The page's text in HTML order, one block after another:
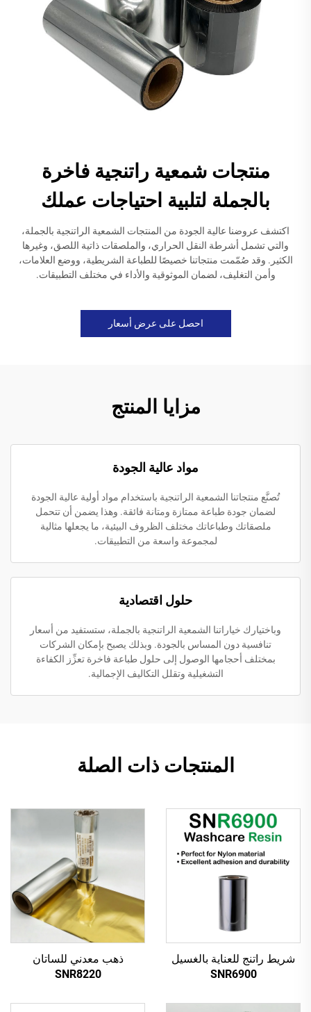
منتجات شمعية راتنجية فاخرة
بالجملة لتلبية احتياجات عملك
اكتشف عروضنا عالية الجودة من المنتجات الشمعية الراتنجية بالجملة،
والتي تشمل أشرطة النقل الحراري، والملصقات ذاتية اللصق، وغيرها
الكثير. وقد صُمّمت منتجاتنا خصيصًا للطباعة الشريطية، ووضع العلامات،
وأمن التغليف، لضمان الموثوقية والأداء في مختلف التطبيقات.
احصل على عرض أسعار
مزايا المنتج
مواد عالية الجودة
تُصنَّع منتجاتنا الشمعية الراتنجية باستخدام مواد أولية عالية الجودة
لضمان جودة طباعة ممتازة ومتانة فائقة. وهذا يضمن أن تتحمل
ملصقاتك وطباعاتك مختلف الظروف البيئية، ما يجعلها مثالية
لمجموعة واسعة من التطبيقات.
حلول اقتصادية
وباختيارك خياراتنا الشمعية الراتنجية بالجملة، ستستفيد من أسعار
تنافسية دون المساس بالجودة. وبذلك يصبح بإمكان الشركات
بمختلف أحجامها الوصول إلى حلول طباعة فاخرة تعزِّز الكفاءة
التشغيلية وتقلل التكاليف الإجمالية.
المنتجات ذات الصلة
شريط راتنج للعناية بالغسيل
SNR6900
ذهب معدني للساتان
SNR8220